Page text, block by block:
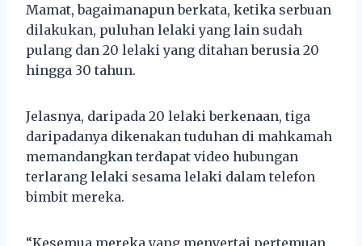
Mamat, bagaimanapun berkata, ketika serbuan
dilakukan, puluhan lelaki yang lain sudah
pulang dan 20 lelaki yang ditahan berusia 20
hingga 30 tahun.
Jelasnya, daripada 20 lelaki berkenaan, tiga
daripadanya dikenakan tuduhan di mahkamah
memandangkan terdapat video hubungan
terlarang lelaki sesama lelaki dalam telefon
bimbit mereka.
“Kesemua mereka yang menyertai pertemuan